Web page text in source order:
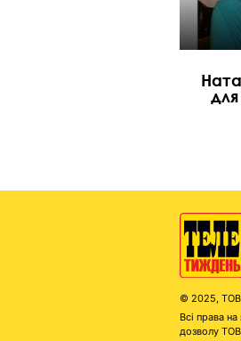
© 2025, ТОВ
Всі права
дозволу